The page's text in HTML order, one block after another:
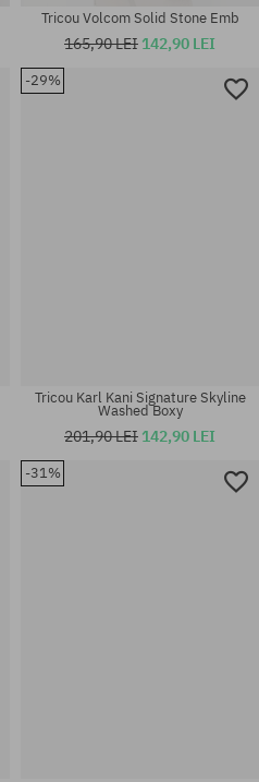
Tricou Volcom Solid Stone Emb
165,90 LEI 142,90 LEI
-29%
Tricou Karl Kani Signature Skyline
Washed Boxy
201,90 LEI 142,90 LEI
-31%